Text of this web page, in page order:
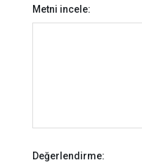
Metni incele:
Değerlendirme: